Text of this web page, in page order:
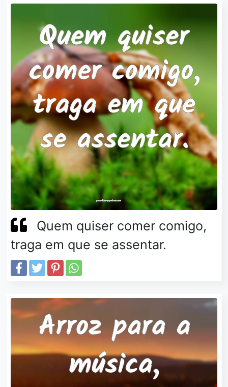
Quem quiser comer comigo,
traga em que se assentar.